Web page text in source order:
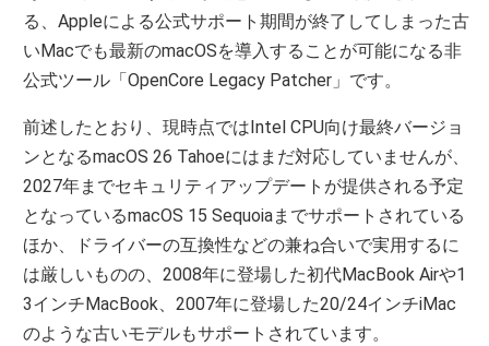
る、Appleによる公式サポート期間が終了してしまった古
いMacでも最新のmacOSを導入することが可能になる非
公式ツール「OpenCore Legacy Patcher」です。
前述したとおり、現時点ではIntel CPU向け最終バージョ
ンとなるmacOS 26 Tahoeにはまだ対応していませんが、
2027年までセキュリティアップデートが提供される予定
となっているmacOS 15 Sequoiaまでサポートされている
ほか、ドライバーの互換性などの兼ね合いで実用するに
は厳しいものの、2008年に登場した初代MacBook Airや1
3インチMacBook、2007年に登場した20/24インチiMac
のような古いモデルもサポートされています。